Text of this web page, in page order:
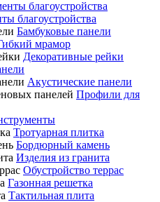
благоустройства
Бамбуковые панели
мрамор
Декоративные рейки
Акустические панели
Профили для
Тротуарная плитка
Бордюрный камень
Изделия из гранита
Обустройство террас
Газонная решетка
Тактильная плита